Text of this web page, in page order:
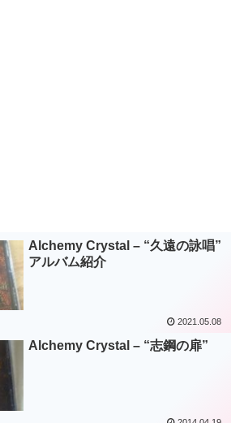
Alchemy Crystal – “久遠の詠唱”
アルバム紹介
2021.05.08
Alchemy Crystal – “志鋼の扉”